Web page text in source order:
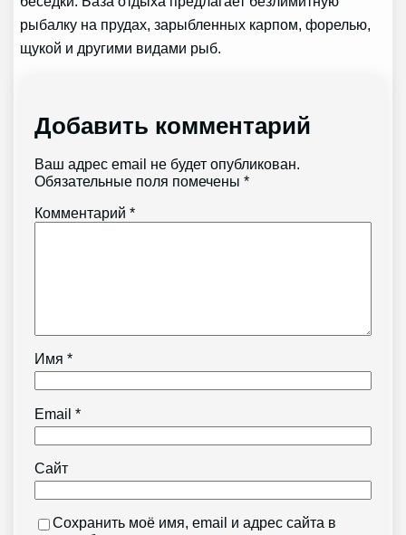
рыбалку на прудах, зарыбленных карпом, форелью,
щукой и другими видами рыб.
Добавить комментарий
Ваш адрес email не будет опубликован.
Обязательные поля помечены*
Комментарий*
Имя*
Email*
Сайт
Сохранить моё имя, email и адрес сайта в